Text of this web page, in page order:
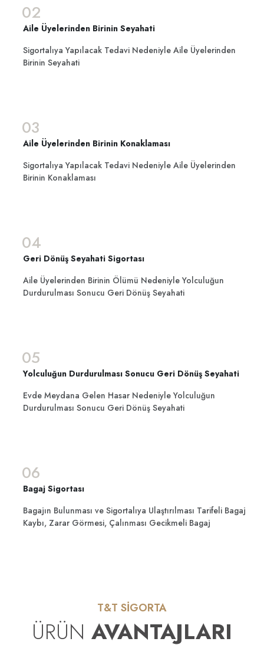
02
Aile Üyelerinden Birinin Seyahati
Sigortalıya Yapılacak Tedavi Nedeniyle Aile Üyelerinden
Birinin Seyahati
03
Aile Üyelerinden Birinin Konaklaması
Sigortalıya Yapılacak Tedavi Nedeniyle Aile Üyelerinden
Birinin Konaklaması
04
Geri Dönüş Seyahati Sigortası
Aile Üyelerinden Birinin Ölümü Nedeniyle Yolculuğun
Durdurulması Sonucu Geri Dönüş Seyahati
05
Yolculuğun Durdurulması Sonucu Geri Dönüş Seyahati
Evde Meydana Gelen Hasar Nedeniyle Yolculuğun
Durdurulması Sonucu Geri Dönüş Seyahati
06
Bagaj Sigortası
Bagajın Bulunması ve Sigortalıya Ulaştırılması Tarifeli Bagaj
Kaybı, Zarar Görmesi, Çalınması Gecikmeli Bagaj
T&T SİGORTA
ÜRÜN AVANTAJLARI